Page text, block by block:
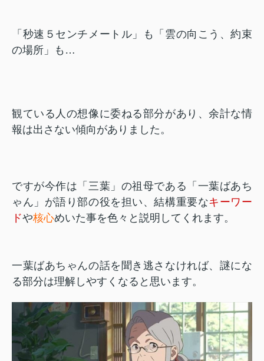
「秒速５センチメートル」も「雲の向こう、約束
の場所」も…
観ている人の想像に委ねる部分があり、余計な情
報は出さない傾向がありました。
ですが今作は「三葉」の祖母である「一葉ばあち
ゃん」が語り部の役を担い、結構重要なキーワー
ドや核心めいた事を色々と説明してくれます。
一葉ばあちゃんの話を聞き逃さなければ、謎にな
る部分は理解しやすくなると思います。